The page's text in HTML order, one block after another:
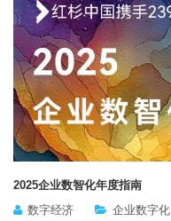
2025企业数智化年度指南
数字经济
企业数字化